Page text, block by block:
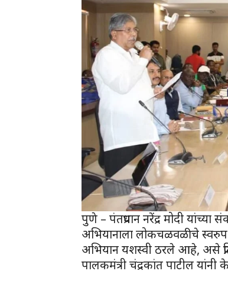
पुणे – पंतप्रधान नरेंद्र मोदी
अभियानाला लोकचळवळीचे
अभियान यशस्वी ठरले आहे, असे
पालकमंत्री चंद्रकांत पाटील यांनी